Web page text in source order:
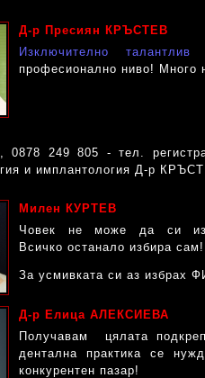
Д-р Пресиян КРЪСТЕВ
Изключително талантлив
професионално ниво! Много
0878 249 805 - тел.
и имплантология Д-р
Милен КУРТЕВ
Човек не може да си
Всичко останало избира сам!
За усмивката си аз избрах
Д-р Елица АЛЕКСИЕВА
Получавам цялата
дентална практика се
конкурентен пазар!